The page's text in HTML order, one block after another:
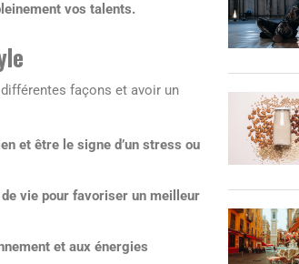
vos talents.
façons et avoir un
et être le signe d’un stress ou
vie pour favoriser un meilleur
et aux énergies